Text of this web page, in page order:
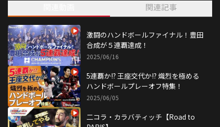
2014年 全日本学生ハンドボール選手権で
初優勝に貢献し 優秀選手賞を受賞。
2016年 第23回世界学生選手権の
日本代表U-24に選出。
2019年 世界選手権で日本代表に初選出。
関連記事
激闘のハンドボールファイナル！豊田
合成が５連覇達成！
2025/06/16
5連覇か!? 王座交代か!? 熾烈を極める
ハンドボールプレーオフ特集！
2025/06/05
二コラ・カラバティッチ【Road to